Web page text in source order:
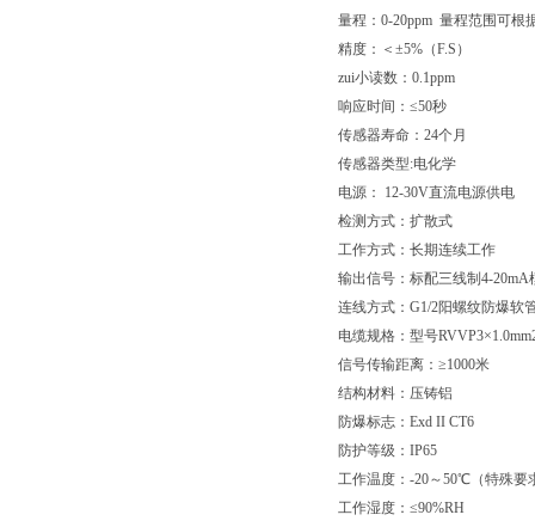
量程：0-20ppm 量程范围可根
精度：＜±5%（F.S）
zui小读数：0.1ppm
响应时间：≤50秒
传感器寿命：24个月
传感器类型:电化学
电源： 12-30V直流电源供电
检测方式：扩散式
工作方式：长期连续工作
输出信号：标配三线制4-
连线方式：G1/2阳螺纹防爆软
电缆规格：型号
信号传输距离：≥1000米
结构材料：压铸铝
防爆标志：Exd II CT6
防护等级：IP65
工作温度：-20～50℃（特殊要
工作湿度：≤90%RH